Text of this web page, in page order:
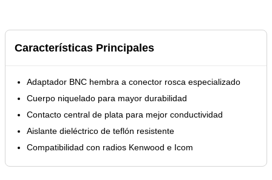
Características Principales
Adaptador BNC hembra a conector rosca especializado
Cuerpo niquelado para mayor durabilidad
Contacto central de plata para mejor conductividad
Aislante dieléctrico de teflón resistente
Compatibilidad con radios Kenwood e Icom